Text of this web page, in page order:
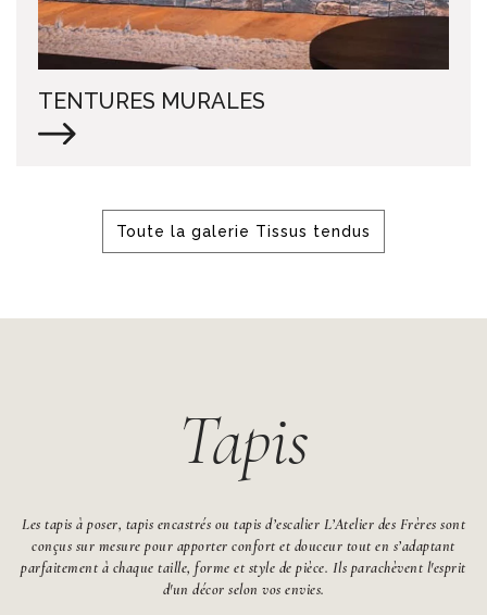
TENTURES MURALES
Toute la galerie Tissus tendus
Tapis
Les tapis à poser, tapis encastrés ou tapis d’escalier L’Atelier des Frères sont
conçus sur mesure pour apporter confort et douceur tout en s’adaptant
parfaitement à chaque taille, forme et style de pièce. Ils parachèvent l'esprit
d'un décor selon vos envies.